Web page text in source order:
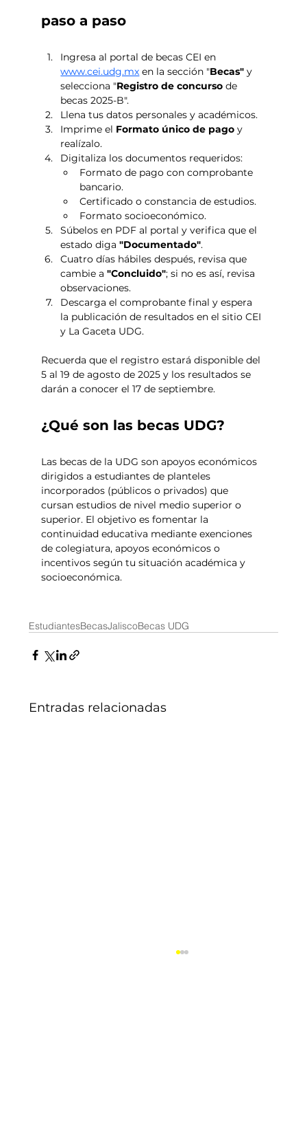
paso a paso
Ingresa al portal de becas CEI en
www.cei.udg.mx en la sección "Becas" y
selecciona "Registro de concurso de
becas 2025-B".
Llena tus datos personales y académicos.
Imprime el Formato único de pago y
realízalo.
Digitaliza los documentos requeridos:
Formato de pago con comprobante
bancario.
Certificado o constancia de estudios.
Formato socioeconómico.
Súbelos en PDF al portal y verifica que el
estado diga "Documentado".
Cuatro días hábiles después, revisa que
cambie a "Concluido"; si no es así, revisa
observaciones.
Descarga el comprobante final y espera
la publicación de resultados en el sitio CEI
y La Gaceta UDG.
Recuerda que el registro estará disponible del
5 al 19 de agosto de 2025 y los resultados se
darán a conocer el 17 de septiembre.
¿Qué son las becas UDG?
Las becas de la UDG son apoyos económicos
dirigidos a estudiantes de planteles
incorporados (públicos o privados) que
cursan estudios de nivel medio superior o
superior. El objetivo es fomentar la
continuidad educativa mediante exenciones
de colegiatura, apoyos económicos o
incentivos según tu situación académica y
socioeconómica.
EstudiantesBecasJaliscoBecas UDG
Entradas relacionadas